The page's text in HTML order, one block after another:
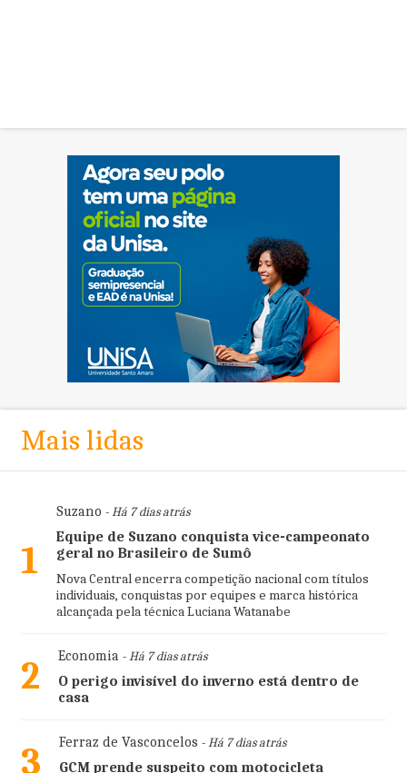
Mais lidas
1
Suzano - Há 7 dias atrás
Equipe de Suzano conquista vice-campeonato
geral no Brasileiro de Sumô
Nova Central encerra competição nacional com títulos
individuais, conquistas por equipes e marca histórica
alcançada pela técnica Luciana Watanabe
2 Economia- Há 7 dias atrás
O perigo invisível do inverno está dentro de
casa
3 Ferraz de Vasconcelos - Há 7 dias atrás
GCM prende suspeito com motocicleta